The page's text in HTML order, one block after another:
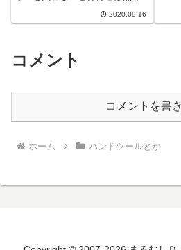
ことが分かった。しかしいつも困
2020.09.16
コメント
コメントを書
ホーム ハンドツールとか